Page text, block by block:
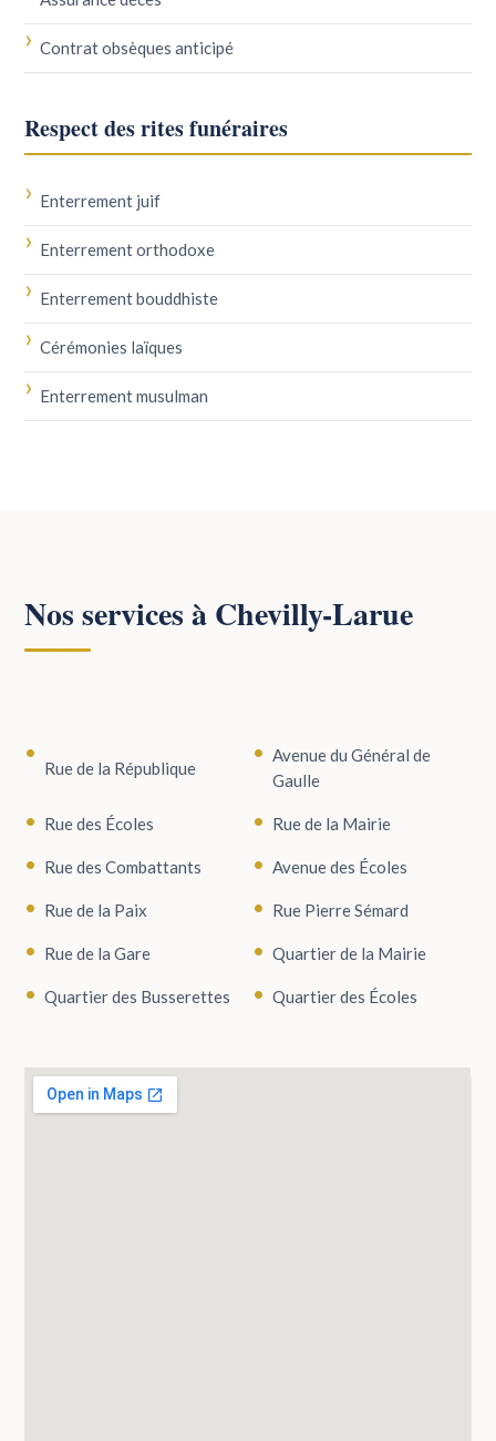
Contrat obsèques anticipé
Respect des rites funéraires
Enterrement juif
Enterrement orthodoxe
Enterrement bouddhiste
Cérémonies laïques
Enterrement musulman
Nos services à Chevilly-Larue
Rue de la République
Avenue du Général de
Gaulle
Rue des Écoles Rue de la Mairie
Rue des Combattants Avenue des Écoles
Rue de la Paix Rue Pierre Sémard
Rue de la Gare Quartier de la Mairie
Quartier des Busserettes Quartier des Écoles